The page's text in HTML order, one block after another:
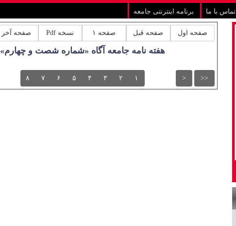
تماس با ما برنامه اینترنتی جامعه
صفحه اول صفحه قبل صفحه ۱ نسخه Pdf صفحه آخر
هفته نامه جامعه آگاه «شماره شصت و چهارم»
<<
< ۱ ۲ ۳ ۴ ۵ ۶ ۷ ۸